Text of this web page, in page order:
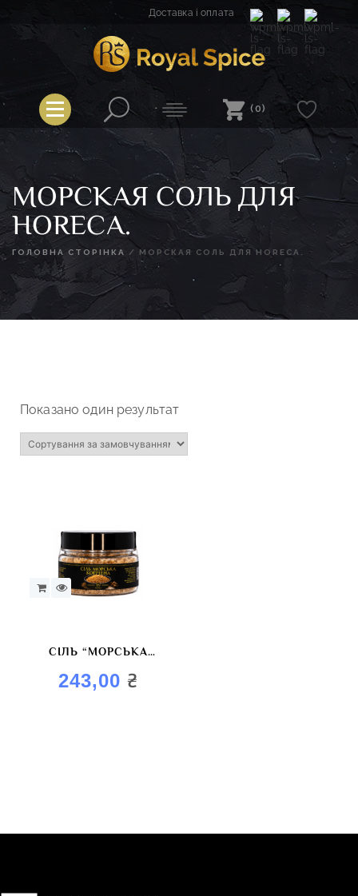
Доставка і оплата
Royal Spice
(0)
МОРСКАЯ СОЛЬ ДЛЯ
HORECA.
ГОЛОВНА СТОРІНКА / МОРСКАЯ СОЛЬ ДЛЯ HORECA.
Показано один результат
СІЛЬ “МОРСЬКА
КОПЧЕНА”
243,00 ₴